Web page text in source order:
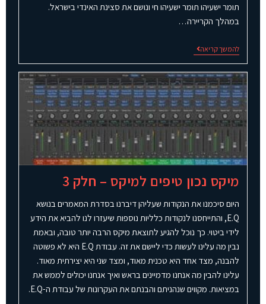
תומר ישעיהו תומר ישעיהו חי ונושם את סצינת האינדי בישראל.
במהלך הקריירה…
להמשך קריאה
מיקס נכון טיפים למיקס – חלק 3
היום סיכמנו את הנקודות שעליהן דיברנו בסדרת המאמרים בנושא
E.Q, והתייחסנו לנקודות כלליות נוספות שיעזרו לנו להביא את הידע
לידי ביטוי. כך נוכל להגיע לתוצאת מיקס הרבה יותר טובה, ובאמת
נבין מה עלינו לעשות כדי ליישם את זה. עבודת E.Q היא לא פשוטה
להבנה, מצד אחד היא טכנית מאוד, ומצד שני היא יצירתית מאוד.
עלינו להבין מה אנחנו מדמיינים בראש ואיך אנחנו יכולים לממש את
במציאות. מקווים שנהניתם והבנתם את העקרונות של עבודת ה-E.Q.